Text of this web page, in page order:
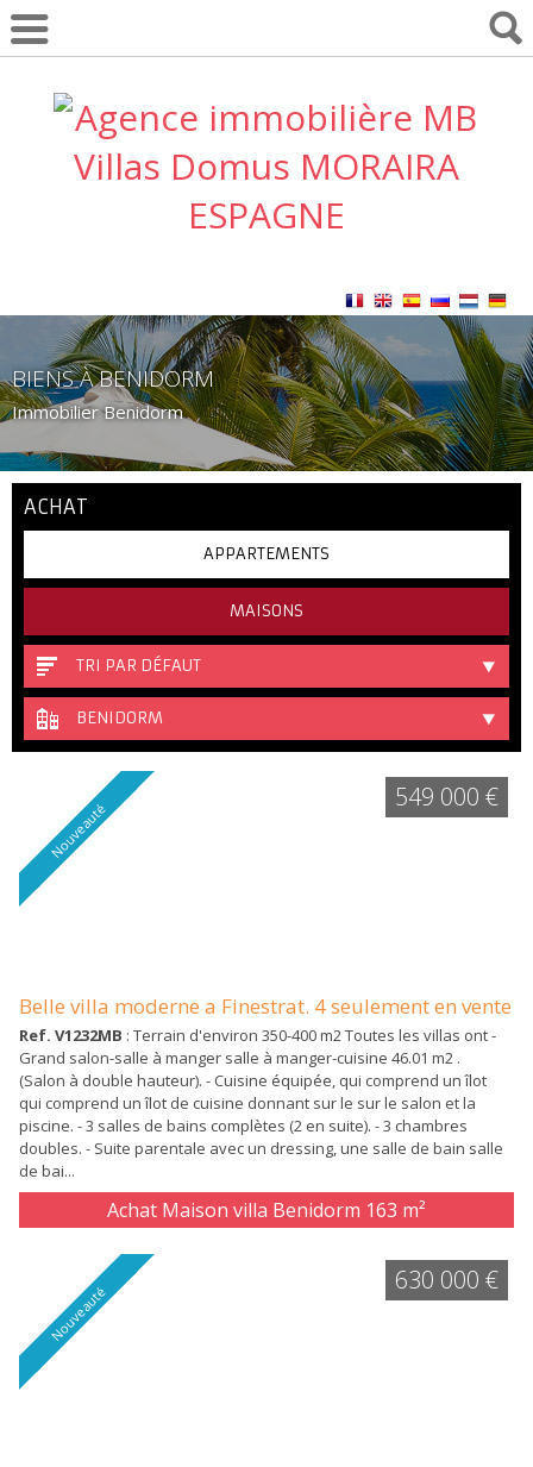
BIENS À BENIDORM
Immobilier Benidorm
ACHAT
APPARTEMENTS
MAISONS
TRI PAR DÉFAUT
BENIDORM
Nouveauté
Belle villa moderne a Finestrat. 4 seulement en vente
Ref. V1232MB : Terrain d'environ 350-400 m2 Toutes les villas ont -
Grand salon-salle à manger salle à manger-cuisine 46.01 m2 .
(Salon à double hauteur). - Cuisine équipée, qui comprend un îlot
qui comprend un îlot de cuisine donnant sur le sur le salon et la
piscine. - 3 salles de bains complètes (2 en suite). - 3 chambres
doubles. - Suite parentale avec un dressing, une salle de bain salle
de bai...
Achat Maison villa Benidorm 163 m²
549 000 €
Nouveauté
630 000 €